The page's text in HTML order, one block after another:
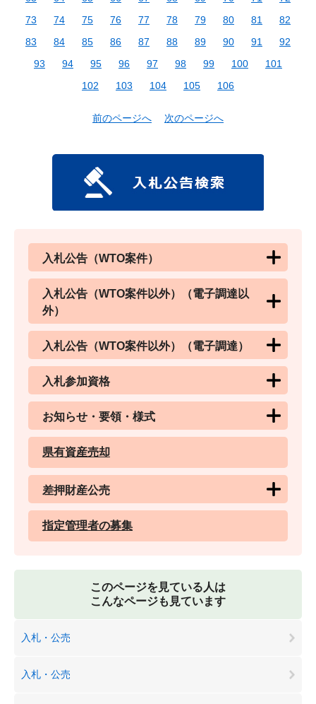
73
74 75 76 77 78 79 80 81
82
83
84 85 86 87 88 89 90 91
92
93
94 95 96 97 98 99 100
101
102
103 104 105 106
前のページへ 次のページへ
入札公告（WTO案件）
入札公告（WTO案件以外）（電子調達以
外）
入札公告（WTO案件以外）（電子調達）
入札参加資格
お知らせ・要領・様式
県有資産売却
差押財産公売
指定管理者の募集
このページを見ている人は
こんなページも見ています
入札・公売
入札・公売